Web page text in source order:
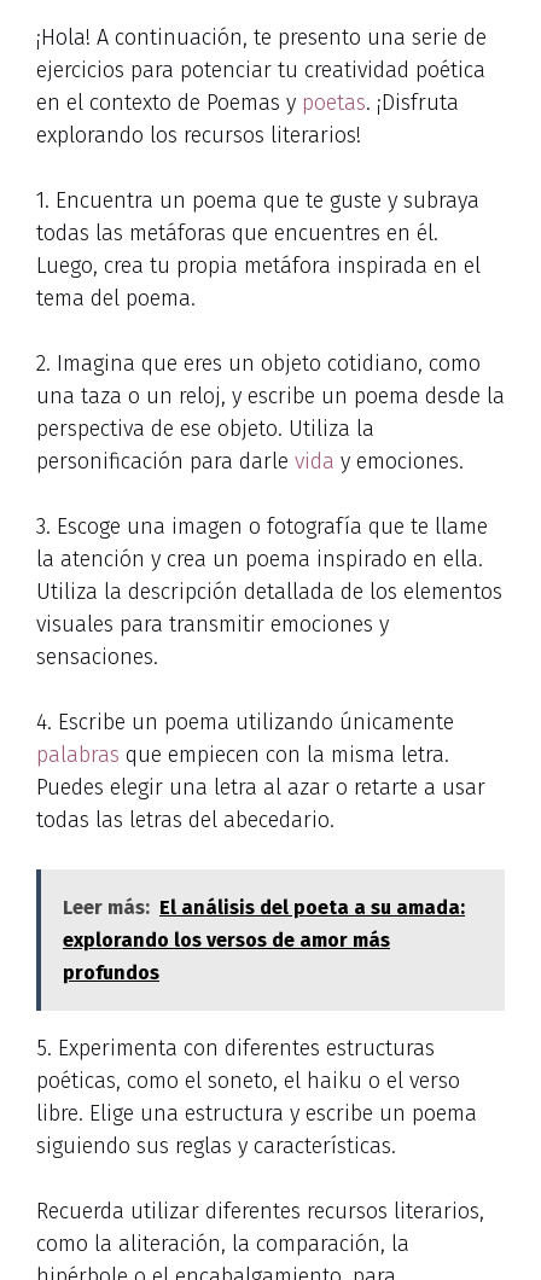
¡Hola! A continuación, te presento una serie de
ejercicios para potenciar tu creatividad poética
en el contexto de Poemas y poetas. ¡Disfruta
explorando los recursos literarios!
1. Encuentra un poema que te guste y subraya
todas las metáforas que encuentres en él.
Luego, crea tu propia metáfora inspirada en el
tema del poema.
2. Imagina que eres un objeto cotidiano, como
una taza o un reloj, y escribe un poema desde la
perspectiva de ese objeto. Utiliza la
personificación para darle vida y emociones.
3. Escoge una imagen o fotografía que te llame
la atención y crea un poema inspirado en ella.
Utiliza la descripción detallada de los elementos
visuales para transmitir emociones y
sensaciones.
4. Escribe un poema utilizando únicamente
palabras que empiecen con la misma letra.
Puedes elegir una letra al azar o retarte a usar
todas las letras del abecedario.
Leer más: El análisis del poeta a su amada:
explorando los versos de amor más
profundos
5. Experimenta con diferentes estructuras
poéticas, como el soneto, el haiku o el verso
libre. Elige una estructura y escribe un poema
siguiendo sus reglas y características.
Recuerda utilizar diferentes recursos literarios,
como la aliteración, la comparación, la